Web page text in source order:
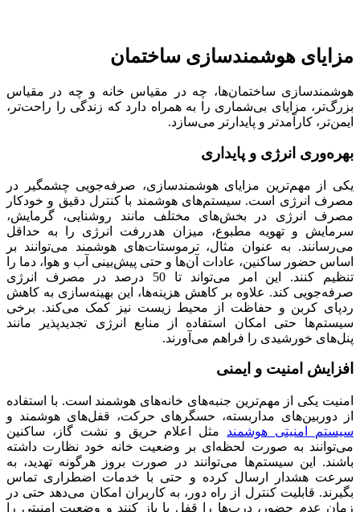
مزایای هوشمندسازی ساختمان
هوشمندسازی ساختمان‌ها، چه در مقیاس خانه و چه در مقیاس
بزرگ‌تر، مزایای بی‌شماری را به همراه دارد که زندگی را راحت‌تر،
ایمن‌تر، کارآمدتر و پایدارتر می‌سازد.
بهره‌وری انرژی و پایداری
یکی از مهم‌ترین مزایای هوشمندسازی، صرفه‌جویی چشمگیر در
مصرف انرژی است. سیستم‌های هوشمند با کنترل دقیق و خودکار
مصرف انرژی در بخش‌های مختلف مانند روشنایی، گرمایش،
سرمایش و تهویه مطبوع، میزان هدررفت انرژی را به حداقل
می‌رسانند. به عنوان مثال، ترموستات‌های هوشمند می‌توانند بر
اساس حضور ساکنین، عادات آن‌ها و حتی پیش‌بینی آب و هوا، دما را
تنظیم کنند. این امر می‌تواند تا 50 درصد در مصرف انرژی
صرفه‌جویی کند. علاوه بر کاهش هزینه‌ها، این بهینه‌سازی به کاهش
ردپای کربن و حفاظت از محیط زیست نیز کمک می‌کند. برخی
سیستم‌ها حتی امکان استفاده از منابع انرژی تجدیدپذیر مانند
پنل‌های خورشیدی را فراهم می‌آورند.
افزایش امنیت و ایمنی
امنیت یکی از مهم‌ترین جنبه‌های خانه‌های هوشمند است. با استفاده
از دوربین‌های مداربسته، حسگرهای حرکت، قفل‌های هوشمند و
سیستم‌ امنیتی هوشمند مثل اعلام حریق و نشت گاز، ساکنین
می‌توانند به صورت لحظه‌ای بر وضعیت خانه خود نظارت داشته
باشند. این سیستم‌ها می‌توانند در صورت بروز هرگونه تهدید، به
سرعت هشدار ارسال کرده و حتی با خدمات اضطراری تماس
بگیرند. قابلیت کنترل از راه دور، به کاربران امکان می‌دهد حتی در
زمان عدم حضور، درب‌ها را قفل یا باز کنند و وضعیت امنیتی را